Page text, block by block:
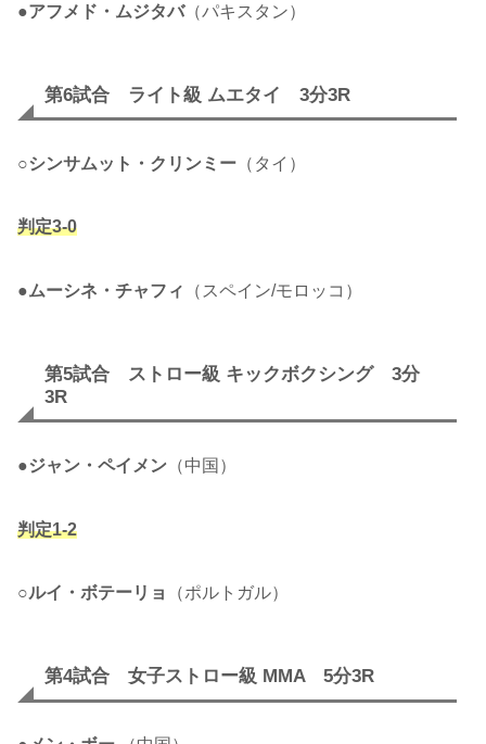
●アフメド・ムジタバ（パキスタン）
第6試合 ライト級 ムエタイ 3分3R
○シンサムット・クリンミー （タイ）
判定3-0
●ムーシネ・チャフィ （スペイン/モロッコ）
第5試合 ストロー級 キックボクシング 3分
3R
●ジャン・ペイメン （中国）
判定1-2
○ルイ・ボテーリョ （ポルトガル）
第4試合 女子ストロー級 MMA 5分3R